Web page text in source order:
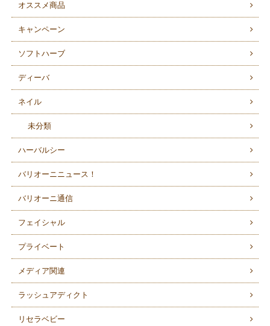
オススメ商品
キャンペーン
ソフトハーブ
ディーバ
ネイル
未分類
ハーバルシー
バリオーニニュース！
バリオーニ通信
フェイシャル
プライベート
メディア関連
ラッシュアディクト
リセラベビー